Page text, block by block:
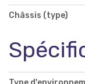
Châssis (type)